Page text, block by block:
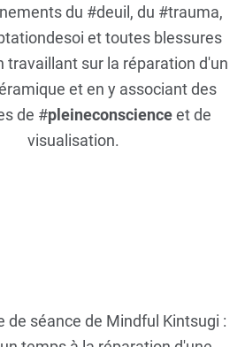
du #deuil, du #trauma,
et toutes blessures
travaillant sur la réparation d'un
et en y associant des
de #pleineconscienceet de
visualisation.
de séance de Mindful Kintsugi :